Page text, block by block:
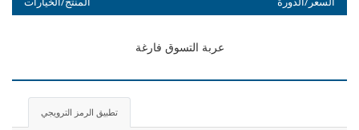
عربة التسوق فارغة
تطبيق الرمز الترويجي